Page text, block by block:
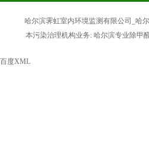
哈尔滨霁虹室内环境监测有限公司_哈
本污染治理机构业务: 哈尔滨专业除甲
百度XML